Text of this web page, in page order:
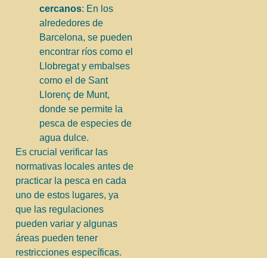
cercanos: En los
alrededores de
Barcelona, se pueden
encontrar ríos como el
Llobregat y embalses
como el de Sant
Llorenç de Munt,
donde se permite la
pesca de especies de
agua dulce.
Es crucial verificar las
normativas locales antes de
practicar la pesca en cada
uno de estos lugares, ya
que las regulaciones
pueden variar y algunas
áreas pueden tener
restricciones específicas.